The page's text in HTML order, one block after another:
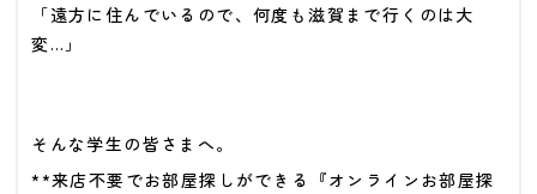
「遠方に住んでいるので、何度も滋賀まで行くのは大
変…」
そんな学生の皆さまへ。
**来店不要でお部屋探しができる『オンラインお部屋探